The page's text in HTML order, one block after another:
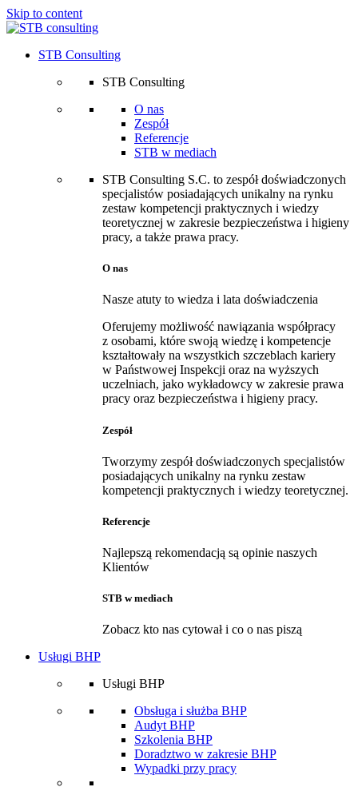
Skip to content
STB Consulting
STB Consulting
O nas
Zespół
Referencje
STB w mediach
STB Consulting S.C. to zespół doświadczonych
specjalistów posiadających unikalny na rynku
zestaw kompetencji praktycznych i wiedzy
teoretycznej w zakresie bezpieczeństwa i higieny
pracy, a także prawa pracy.
O nas
Nasze atuty to wiedza i lata doświadczenia
Oferujemy możliwość nawiązania współpracy
z osobami, które swoją wiedzę i kompetencje
kształtowały na wszystkich szczeblach kariery
w Państwowej Inspekcji oraz na wyższych
uczelniach, jako wykładowcy w zakresie prawa
pracy oraz bezpieczeństwa i higieny pracy.
Zespół
Tworzymy zespół doświadczonych specjalistów
posiadających unikalny na rynku zestaw
kompetencji praktycznych i wiedzy teoretycznej.
Referencje
Najlepszą rekomendacją są opinie naszych
Klientów
STB w mediach
Zobacz kto nas cytował i co o nas piszą
Usługi BHP
Usługi BHP
Obsługa i służba BHP
Audyt BHP
Szkolenia BHP
Doradztwo w zakresie BHP
Wypadki przy pracy